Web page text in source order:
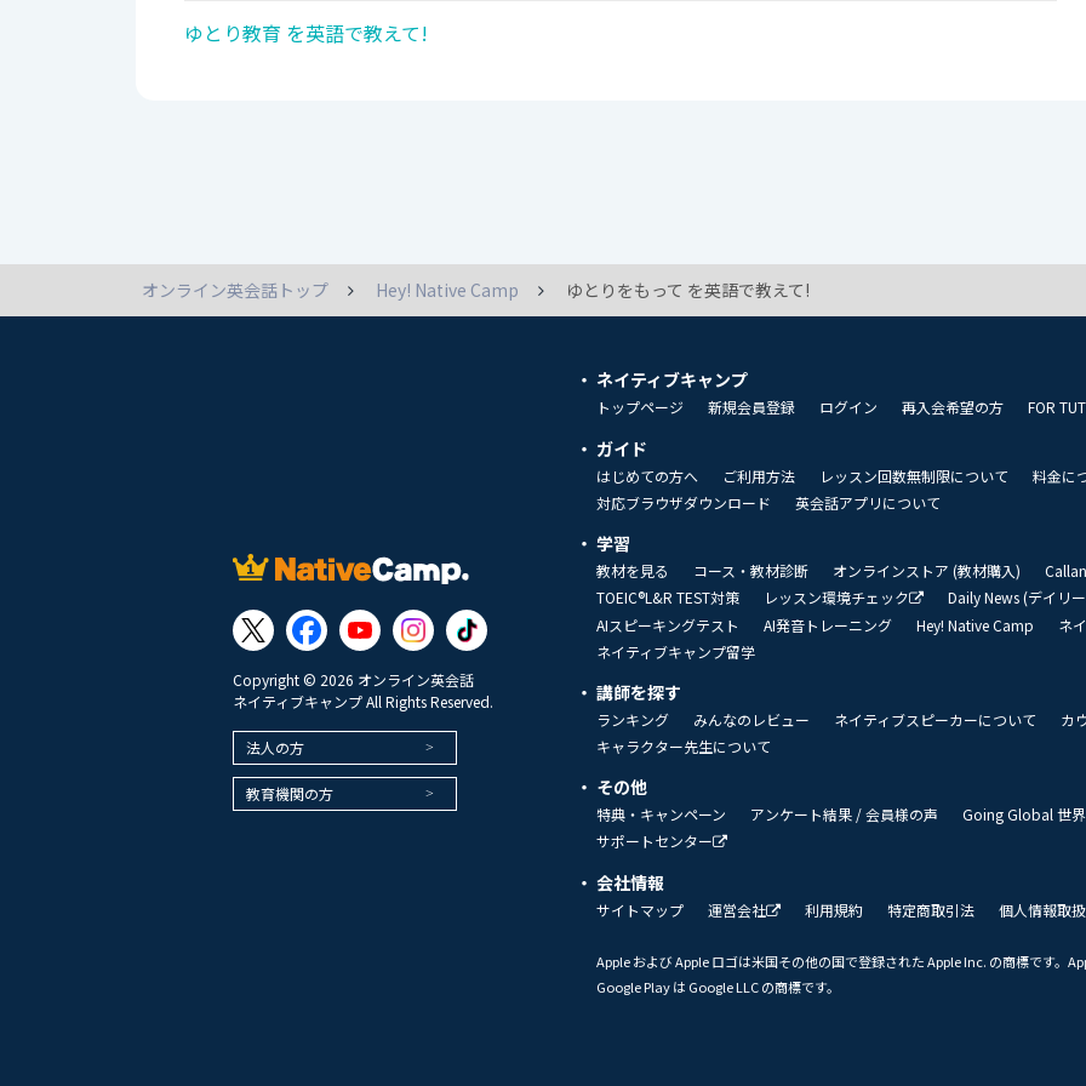
ゆとり教育 を英語で教えて!
オンライン英会話トップ Hey! Native Camp ゆとりをもって を英語で教えて!
Copyright © 2026 オンライン英会話
ネイティブキャンプ All Rights Reserved.
法人の方
教育機関の方
ネイティブキャンプ
トップページ 新規会員登録 ログイン 再入会希望の方 FOR
ガイド
はじめての方へ ご利用方法 レッスン回数無制限について 料金に
対応ブラウザダウンロード
英会話アプリについて
学習
教材を見る コース・教材診断 オンラインストア (教材購入)
TOEIC®L&R TEST対策
レッスン環境チェック Daily News (デイリ
AIスピーキングテスト
AI発音トレーニング Hey! Native Camp ネ
ネイティブキャンプ留学
講師を探す
ランキング みんなのレビュー ネイティブスピーカーについて
カ
キャラクター先生について
その他
特典・キャンペーン アンケート結果 / 会員様の声 Going Global 世
サポートセンター
会社情報
サイトマップ 運営会社 利用規約 特定商取引法 個人情報取
Apple および Apple ロゴは米国その他の国で登録された Apple Inc. の商標です。
Google Play は Google LLC の商標です。